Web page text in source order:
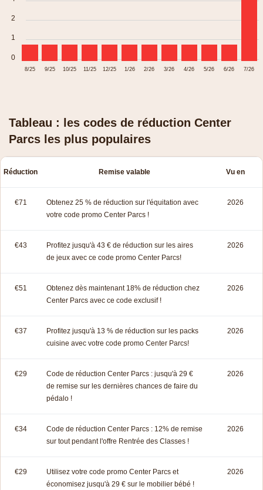
2
1
0
8/25 9/25 10/25 11/25 12/25 1/26 2/26 3/26 4/26 5/26 6/26 7/26
Tableau : les codes de réduction Center
Parcs les plus populaires
Réduction Remise valable Vu en
€71
Obtenez 25 % de réduction sur l'équitation avec
votre code promo Center Parcs !
2026
€43
Profitez jusqu'à 43 € de réduction sur les aires
de jeux avec ce code promo Center Parcs!
2026
€51
Obtenez dès maintenant 18% de réduction chez
Center Parcs avec ce code exclusif !
2026
€37
Profitez jusqu'à 13 % de réduction sur les packs
cuisine avec votre code promo Center Parcs!
2026
€29
Code de réduction Center Parcs : jusqu'à 29 €
de remise sur les dernières chances de faire du
pédalo !
2026
€34
Code de réduction Center Parcs : 12% de remise
sur tout pendant l'offre Rentrée des Classes !
2026
€29
Utilisez votre code promo Center Parcs et
économisez jusqu'à 29 € sur le mobilier bébé !
2026